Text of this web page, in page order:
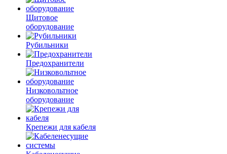
Щитовое
оборудование
Рубильники
Предохранители
Низковольтное
оборудование
Крепежи для кабеля